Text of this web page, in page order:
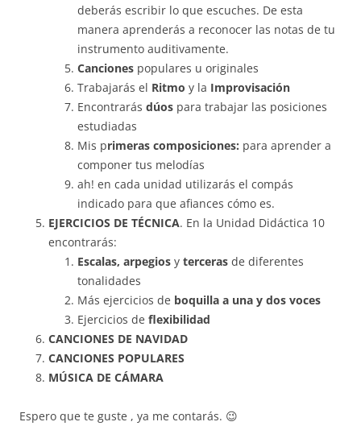
deberás escribir lo que escuches. De esta
manera aprenderás a reconocer las notas de tu
instrumento auditivamente.
Canciones populares u originales
Trabajarás el Ritmo y la Improvisación
Encontrarás dúos para trabajar las posiciones
estudiadas
Mis primeras composiciones: para aprender a
componer tus melodías
ah! en cada unidad utilizarás el compás
indicado para que afiances cómo es.
EJERCICIOS DE TÉCNICA. En la Unidad Didáctica 10
encontrarás:
Escalas, arpegios y terceras de diferentes
tonalidades
Más ejercicios de boquilla a una y dos voces
Ejercicios de flexibilidad
CANCIONES DE NAVIDAD
CANCIONES POPULARES
MÚSICA DE CÁMARA
Espero que te guste , ya me contarás. 😉